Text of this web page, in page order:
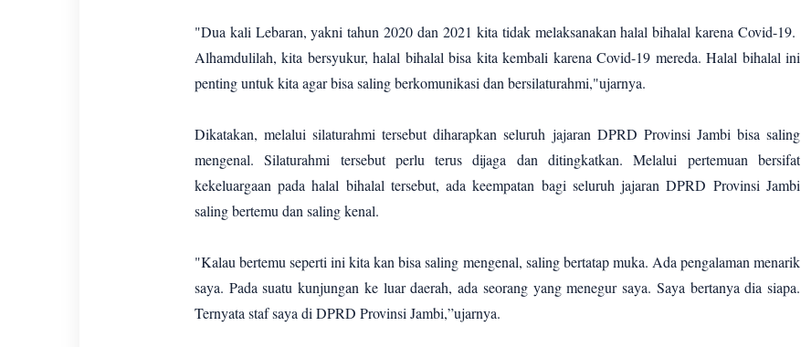
"Dua kali Lebaran, yakni tahun 2020 dan 2021 kita tidak melaksanakan halal bihalal karena Covid-19.
Alhamdulilah, kita bersyukur, halal bihalal bisa kita kembali karena Covid-19 mereda. Halal bihalal ini
penting untuk kita agar bisa saling berkomunikasi dan bersilaturahmi,"ujarnya.
Dikatakan, melalui silaturahmi tersebut diharapkan seluruh jajaran DPRD Provinsi Jambi bisa saling
mengenal. Silaturahmi tersebut perlu terus dijaga dan ditingkatkan. Melalui pertemuan bersifat
kekeluargaan pada halal bihalal tersebut, ada keempatan bagi seluruh jajaran DPRD Provinsi Jambi
saling bertemu dan saling kenal.
"Kalau bertemu seperti ini kita kan bisa saling mengenal, saling bertatap muka. Ada pengalaman menarik
saya. Pada suatu kunjungan ke luar daerah, ada seorang yang menegur saya. Saya bertanya dia siapa.
Ternyata staf saya di DPRD Provinsi Jambi,”ujarnya.